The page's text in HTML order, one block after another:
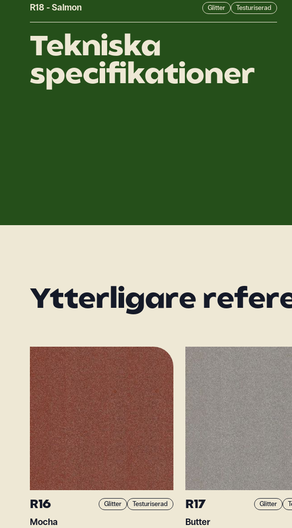
R18 -Salmon Glitter Testuriserad
Tekniska
specifikationer
Ytterligare
R16 Glitter Testuriserad
Mocha
R17 Glitter
Butter